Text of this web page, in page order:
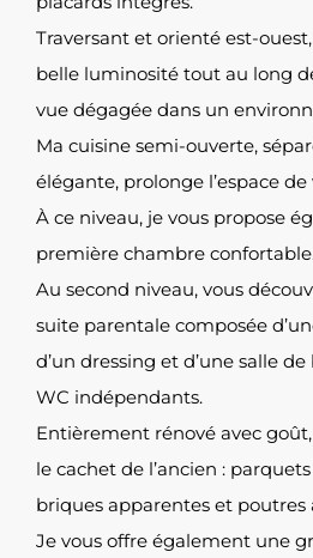
Traversant et orienté est-
belle luminosité tout au long
vue dégagée dans un
Ma cuisine semi-ouverte,
élégante, prolonge l’espace de
À ce niveau, je vous propose
première chambre
Au second niveau, vous
suite parentale composée
d’un dressing et d’une salle
WC indépendants.
Entièrement rénové avec
le cachet de l’ancien :
briques apparentes et
Je vous offre également une